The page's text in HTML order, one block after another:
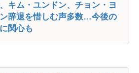
キム・ユンドン、チョン・ヨ
辞退を惜しむ声多数…今後の
関心も